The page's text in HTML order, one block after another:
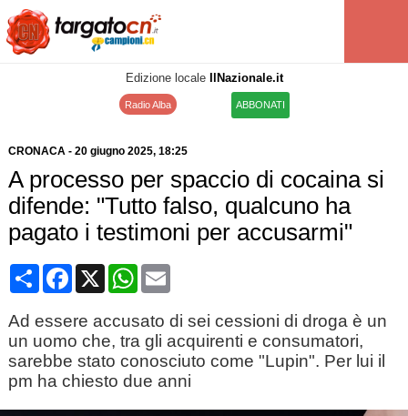
Edizione locale IlNazionale.it
Radio Alba ABBONATI
CRONACA- 20 giugno 2025, 18:25
A processo per spaccio di cocaina si
difende: "Tutto falso, qualcuno ha
pagato i testimoni per accusarmi"
CondividiFacebook
X WhatsApp
Email
Ad essere accusato di sei cessioni di droga è un
un uomo che, tra gli acquirenti e consumatori,
sarebbe stato conosciuto come "Lupin". Per lui il
pm ha chiesto due anni